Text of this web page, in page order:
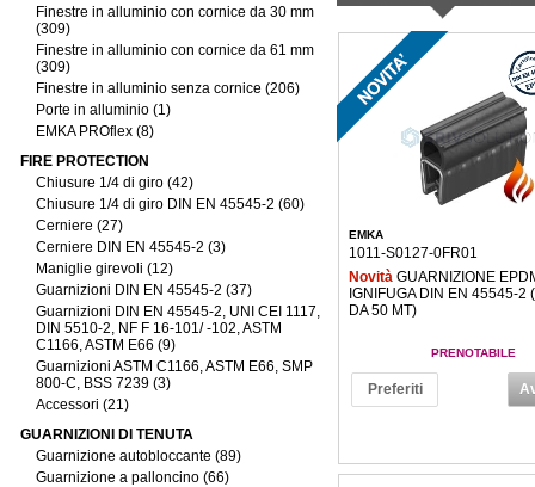
Finestre in alluminio con cornice da 30 mm
(309)
Finestre in alluminio con cornice da 61 mm
(309)
Finestre in alluminio senza cornice (206)
Porte in alluminio (1)
EMKA PROflex (8)
FIRE PROTECTION
Chiusure 1/4 di giro (42)
Chiusure 1/4 di giro DIN EN 45545-2 (60)
Cerniere (27)
Cerniere DIN EN 45545-2 (3)
Maniglie girevoli (12)
Guarnizioni DIN EN 45545-2 (37)
Guarnizioni DIN EN 45545-2, UNI CEI 1117,
DIN 5510-2, NF F 16-101/ -102, ASTM
C1166, ASTM E66 (9)
Guarnizioni ASTM C1166, ASTM E66, SMP
800-C, BSS 7239 (3)
Accessori (21)
GUARNIZIONI DI TENUTA
Guarnizione autobloccante (89)
Guarnizione a palloncino (66)
EMKA
1011-S0127-0FR01
Novità GUARNIZIONE
IGNIFUGA DIN EN 45545-2
DA 50 MT)
PRENOTABILE
Preferiti